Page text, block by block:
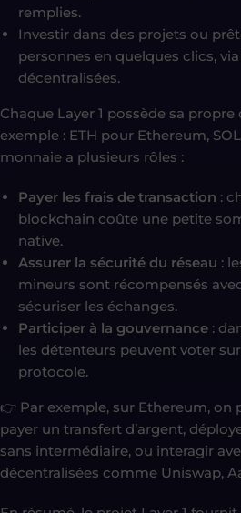
remplies.
Investir dans des projets ou
personnes en quelques clics,
décentralisées.
Chaque Layer 1 possède sa
exemple : ETH pour Ethereum,
monnaie a plusieurs rôles :
Payer les frais de transaction :
blockchain coûte une petite
native.
Assurer la sécurité du réseau :
mineurs sont récompensés
sécuriser les échanges.
Participer à la gouvernance :
les détenteurs peuvent voter
protocole.
👉 Par exemple, sur Ethereum, on
payer un transfert d’argent,
sans intermédiaire, ou interagir
décentralisées comme Uniswap,